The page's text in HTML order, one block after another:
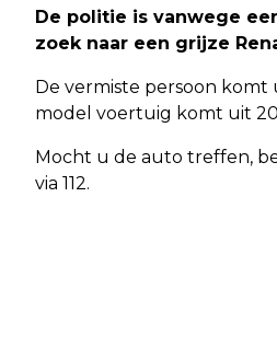
De politie is vanwege
zoek naar een grijze
De vermiste persoon komt
model voertuig komt uit
Mocht u de auto treffen,
via 112.